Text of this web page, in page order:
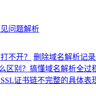
问题解析
不开？ 删除域名解析记
区别？搞懂域名解析全过
证书链不完整的具体表